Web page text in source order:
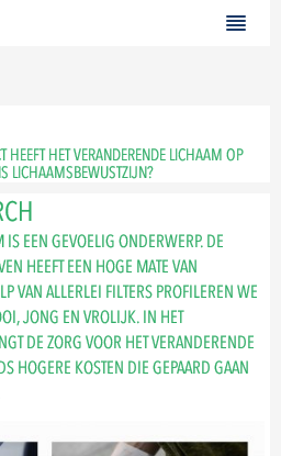
HEEFT HET VERANDERENDE LICHAAM OP
LICHAAMSBEWUSTZIJN?
EEN GEVOELIG ONDERWERP. DE
HEEFT EEN HOGE MATE VAN
VAN ALLERLEI FILTERS PROFILEREN WE
JONG EN VROLIJK. IN HET
DE ZORG VOOR HET VERANDERENDE
HOGERE KOSTEN DIE GEPAARD GAAN